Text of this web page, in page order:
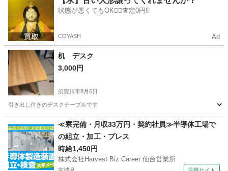
状態が悪くてもOK🙆‍♀️査定0円‼️
COYASH Ad
机 デスク
3,000円
須賀川市8月6日
引き出し付きのデスクテーブルです
テーブル デスク
≪寮完備・月収33万円・契約社員≫半導体工場で
の組立・加工・プレス
時給1,450円
株式会社Harvest Biz Career 仙台営業所